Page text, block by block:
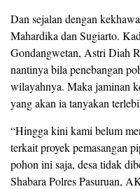
Dan sejalan dengan
Mahardika dan Sugiarto.
Gondangwetan, Astri Diah
nantinya bila penebangan
wilayahnya. Maka jaminan
yang akan ia tanyakan
“Hingga kini kami belum
terkait proyek pemasangan
pohon ini saja, desa tidak
Shabara Polres Pasuruan,